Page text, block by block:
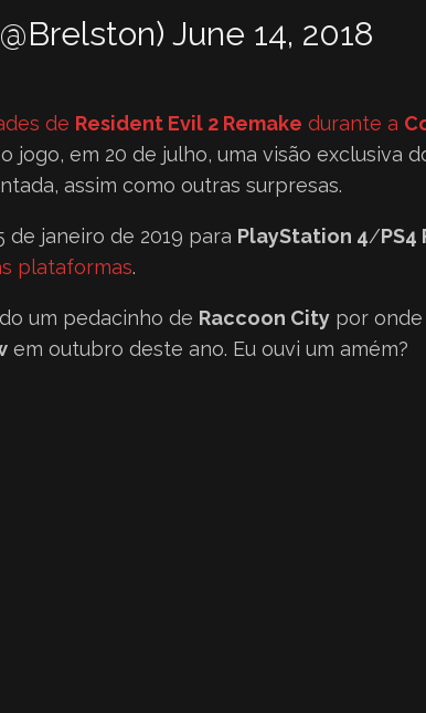
June 14, 2018
de Resident Evil 2 Remake durante a
jogo, em 20 de julho, uma visão exclusiva
assim como outras surpresas.
de janeiro de 2019 para PlayStation 4/PS4
plataformas.
um pedacinho de Raccoon City por
em outubro deste ano. Eu ouvi um amém?